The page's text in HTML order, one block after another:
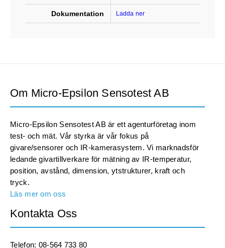
Dokumentation Ladda ner
Om Micro-Epsilon Sensotest AB
Micro-Epsilon Sensotest AB är ett agenturföretag inom
test- och mät. Vår styrka är vår fokus på
givare/sensorer och IR-kamerasystem. Vi marknadsför
ledande givartillverkare för mätning av IR-temperatur,
position, avstånd, dimension, ytstrukturer, kraft och
tryck.
Läs mer om oss
Kontakta Oss
Telefon: 08-564 733 80